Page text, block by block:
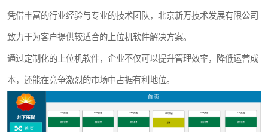
凭借丰富的行业经验与专业的技术团队，北京新万技术发展有限公司
致力于为客户提供较适合的上位机软件解决方案。
通过定制化的上位机软件，企业不仅可以提升管理效率，降低运营成
本，还能在竞争激烈的市场中占据有利地位。